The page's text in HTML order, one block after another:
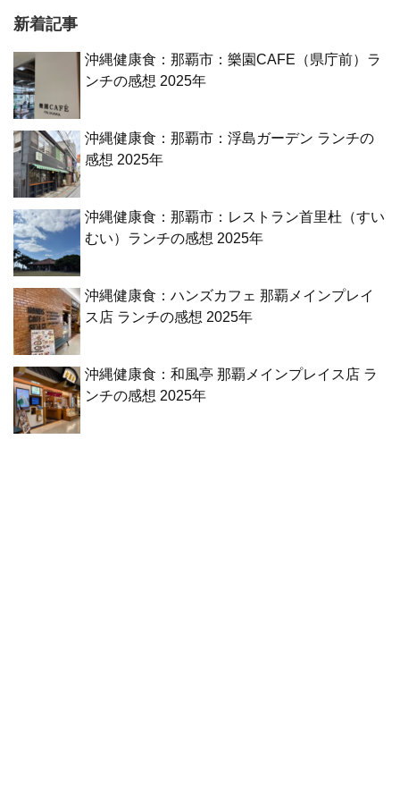
新着記事
沖縄健康食：那覇市：樂園CAFE（県庁前）ラ
ンチの感想 2025年
沖縄健康食：那覇市：浮島ガーデン ランチの
感想 2025年
沖縄健康食：那覇市：レストラン首里杜（すい
むい）ランチの感想 2025年
沖縄健康食：ハンズカフェ 那覇メインプレイ
ス店 ランチの感想 2025年
沖縄健康食：和風亭 那覇メインプレイス店 ラ
ンチの感想 2025年